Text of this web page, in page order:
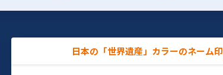
日本の「世界遺産」カラーのネーム印